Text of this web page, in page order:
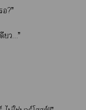
ยว…”